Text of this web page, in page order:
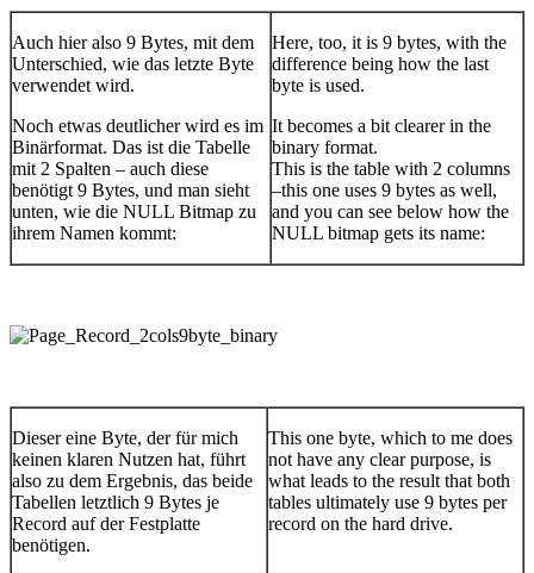
Auch hier also 9 Bytes, mit dem
Unterschied, wie das letzte Byte
verwendet wird.
Noch etwas deutlicher wird es im
Binärformat. Das ist die Tabelle
mit 2 Spalten – auch diese
benötigt 9 Bytes, und man sieht
unten, wie die NULL Bitmap zu
ihrem Namen kommt:
Here, too, it is 9 bytes, with the
difference being how the last
byte is used.
It becomes a bit clearer in the
binary format.
This is the table with 2 columns
–this one uses 9 bytes as well,
and you can see below how the
NULL bitmap gets its name:
Dieser eine Byte, der für mich
keinen klaren Nutzen hat, führt
also zu dem Ergebnis, das beide
Tabellen letztlich 9 Bytes je
Record auf der Festplatte
benötigen.
This one byte, which to me does
not have any clear purpose, is
what leads to the result that both
tables ultimately use 9 bytes per
record on the hard drive.